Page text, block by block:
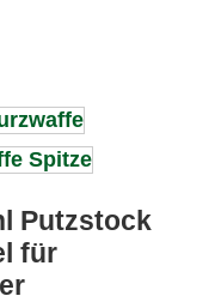
Putzstock
für